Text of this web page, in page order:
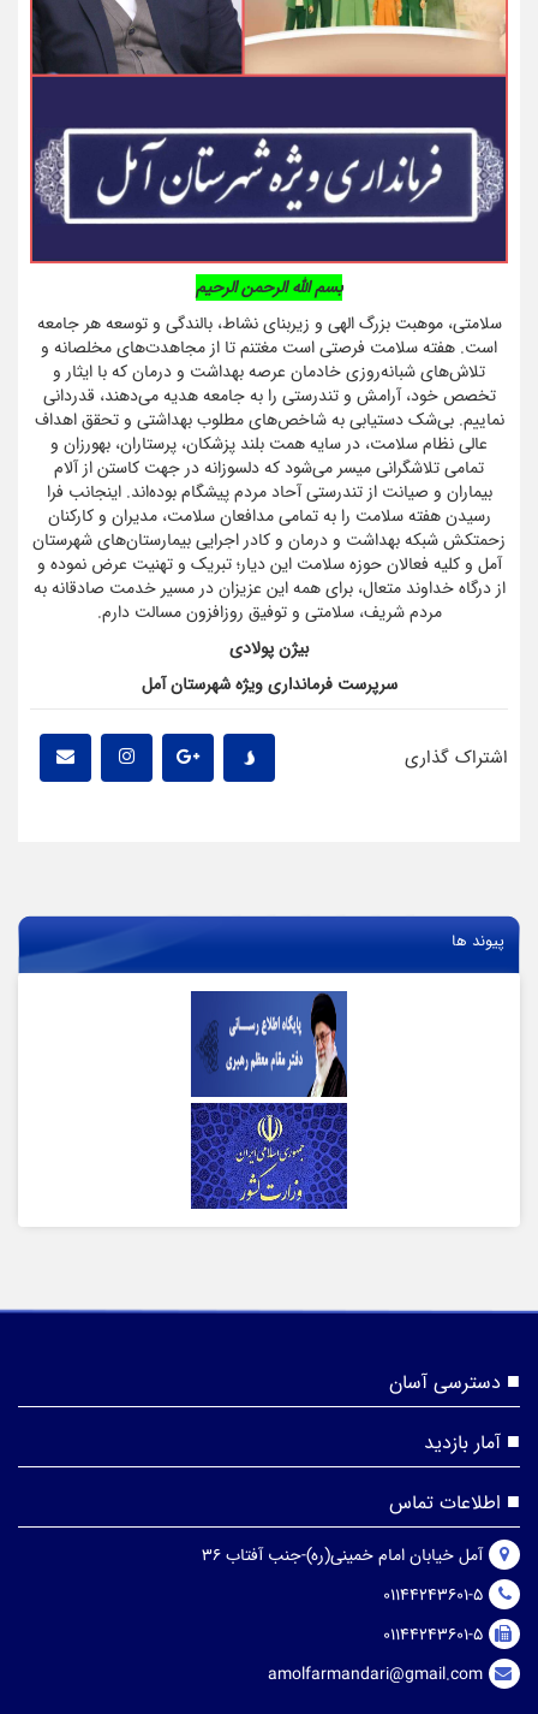
بسم الله الرحمن الرحیم
سلامتی، موهبت بزرگ الهی و زیربنای نشاط، بالندگی و توسعه هر جامعه
است. هفته سلامت فرصتی است مغتنم تا از مجاهدت‌های مخلصانه و
تلاش‌های شبانه‌روزی خادمان عرصه بهداشت و درمان که با ایثار و
تخصص خود، آرامش و تندرستی را به جامعه هدیه می‌دهند، قدردانی
نماییم. بی‌شک دستیابی به شاخص‌های مطلوب بهداشتی و تحقق اهداف
عالی نظام سلامت، در سایه همت بلند پزشکان، پرستاران، بهورزان و
تمامی تلاشگرانی میسر می‌شود که دلسوزانه در جهت کاستن از آلام
بیماران و صیانت از تندرستی آحاد مردم پیشگام بوده‌اند. اینجانب فرا
رسیدن هفته سلامت را به تمامی مدافعان سلامت، مدیران و کارکنان
زحمتکش شبکه بهداشت و درمان و کادر اجرایی بیمارستان‌های شهرستان
آمل و کلیه فعالان حوزه سلامت این دیار؛ تبریک و تهنیت عرض نموده و
از درگاه خداوند متعال، برای همه این عزیزان در مسیر خدمت صادقانه به
مردم شریف، سلامتی و توفیق روزافزون مسالت دارم.
بیژن پولادی
سرپرست فرمانداری ویژه شهرستان آمل
اشتراک گذاری
پیوند ها
دسترسی آسان
آمار بازدید
اطلاعات تماس
آمل خیابان امام خمینی(ره)-جنب آفتاب 36
01144243601-5
01144243601-5
amolfarmandari@gmail.com